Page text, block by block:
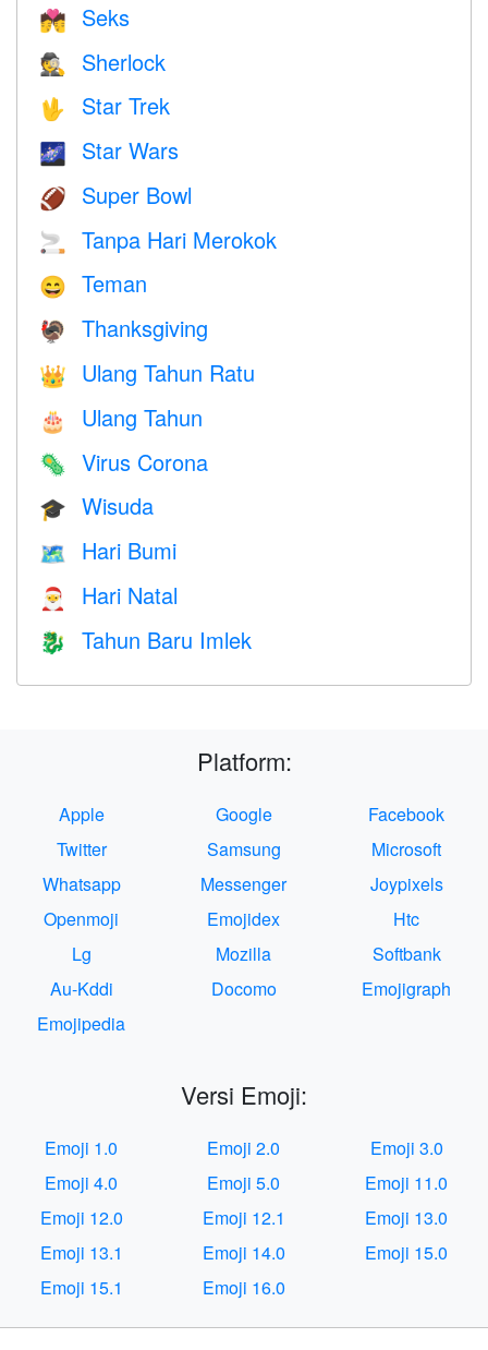
💏 Seks
🕵️ Sherlock
🖖 Star Trek
🌌 Star Wars
🏈 Super Bowl
🚬 Tanpa Hari Merokok
😄 Teman
🦃 Thanksgiving
👑 Ulang Tahun Ratu
🎂 Ulang Tahun
🦠 Virus Corona
🎓 Wisuda
🗺️ Hari Bumi
🎅 Hari Natal
🐉 Tahun Baru Imlek
Platform:
Apple Google
Facebook
Twitter
Samsung
Microsoft
Whatsapp
Messenger
Joypixels
Openmoji
Emojidex
Htc
Lg
Mozilla
Softbank
Au-Kddi
Docomo
Emojigraph
Emojipedia
Versi Emoji:
Emoji 1.0 Emoji 2.0
Emoji 3.0
Emoji 4.0
Emoji 5.0
Emoji 11.0
Emoji 12.0
Emoji 12.1
Emoji 13.0
Emoji 13.1
Emoji 14.0
Emoji 15.0
Emoji 15.1
Emoji 16.0